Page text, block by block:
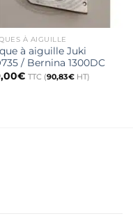
À AIGUILLE
à aiguille Juki
/ Bernina 1300DC
€ TTC (90,83€HT)